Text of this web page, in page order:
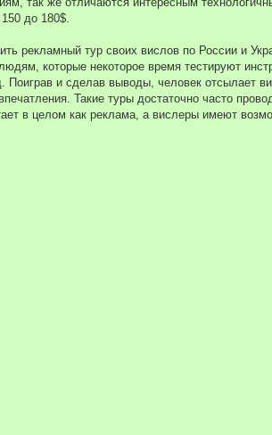
до 180$.
рекламный тур своих вислов по России и
которые некоторое время тестируют
и сделав выводы, человек отсылает
Такие туры достаточно часто
в целом как реклама, а вислеры имеют